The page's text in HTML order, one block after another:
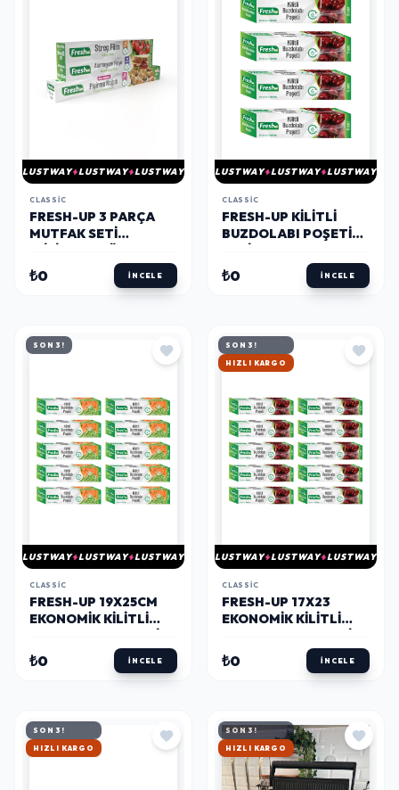
LUSTWAY LUSTWAY LUSTWAY
CLASSIC
FRESH-UP 3 PARÇA
MUTFAK SETI
FOLYO + STREÇ)
₺0 İNCELE
LUSTWAY LUSTWAY LUSTWAY
CLASSIC
FRESH-UP KILITLI
BUZDOLABI POŞETI
ADET
₺0 İNCELE
SON 3!
LUSTWAY LUSTWAY LUSTWAY
CLASSIC
FRESH-UP 19X25CM
EKONOMIK KILITLI
100 ADET
₺0 İNCELE
SON 3!
HIZLI KARGO
LUSTWAY LUSTWAY LUSTWAY
CLASSIC
FRESH-UP 17X23
EKONOMIK KILITLI
120 ADET
₺0 İNCELE
SON 3!
HIZLI KARGO
SON 3!
HIZLI KARGO